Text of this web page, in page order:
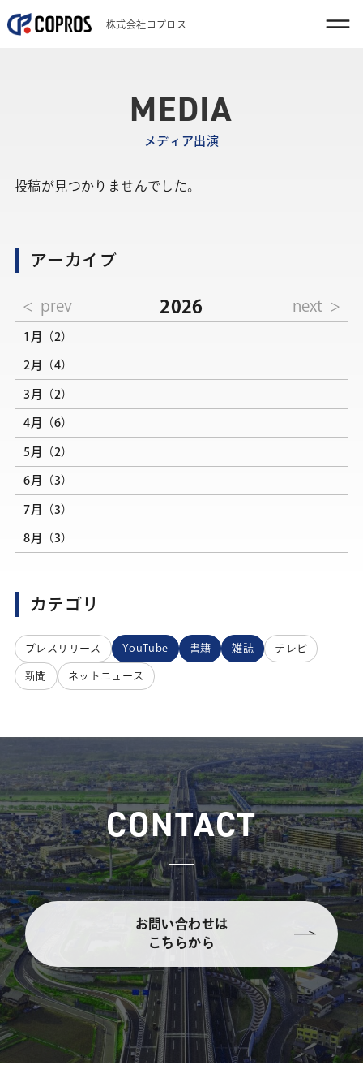
株式会社コプロス
MEDIA
メディア出演
投稿が見つかりませんでした。
アーカイブ
prev 2026 next
1月（2）
2月（4）
3月（2）
4月（6）
5月（2）
6月（3）
7月（3）
8月（3）
カテゴリ
プレスリリース YouTube 書籍 雑誌 テレビ
新聞 ネットニュース
CONTACT
お問い合わせは
こちらから